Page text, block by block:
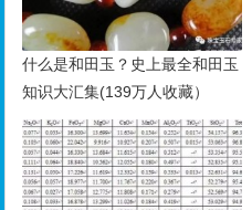
什么是和田玉？史上最全和田玉
知识大汇集(139万人收藏）